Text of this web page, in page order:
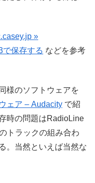
»
で保存する などを参考
様のソフトウェアを
ェア – Audacity で紹
時の問題はRadioLine
トラックの組み合わ
。当然といえば当然な